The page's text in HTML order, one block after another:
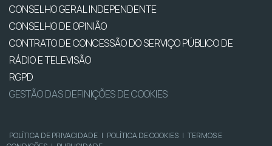
CONSELHO GERAL INDEPENDENTE
CONSELHO DE OPINIÃO
CONTRATO DE CONCESSÃO DO SERVIÇO PÚBLICO DE
RÁDIO E TELEVISÃO
RGPD
GESTÃO DAS DEFINIÇÕES DE COOKIES
POLÍTICA DE PRIVACIDADE | POLÍTICA DE COOKIES | TERMOS E